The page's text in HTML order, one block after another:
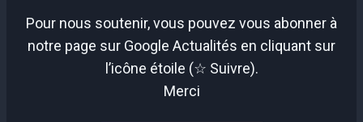
Pour nous soutenir, vous pouvez vous abonner à
notre page sur Google Actualités en cliquant sur
l’icône étoile (☆ Suivre).
Merci